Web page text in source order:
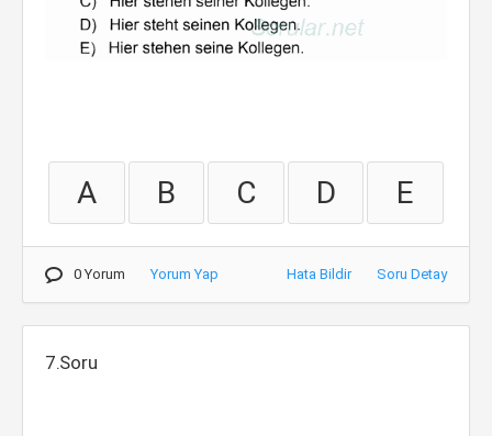
A B C D E
0 Yorum Yorum Yap Hata Bildir Soru Detay
7.Soru